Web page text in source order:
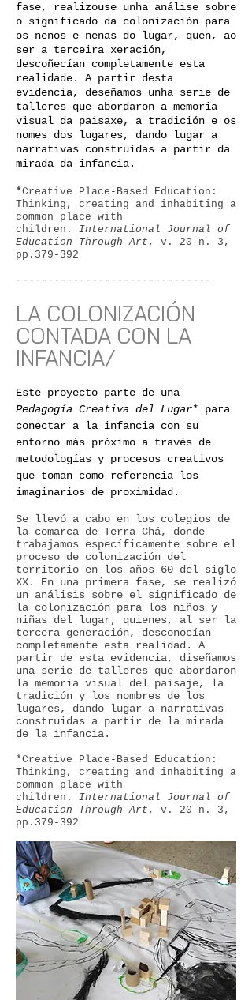
fase, realizouse unha análise sobre
o significado da colonización para
os nenos e nenas do lugar, quen, ao
ser a terceira xeración,
descoñecían completamente esta
realidade. A partir desta
evidencia, deseñamos unha serie de
talleres que abordaron a memoria
visual da paisaxe, a tradición e os
nomes dos lugares, dando lugar a
narrativas construídas a partir da
mirada da infancia.
*Creative Place-Based Education:
Thinking, creating and inhabiting a
common place with
children. International Journal of
Education Through Art , v. 20 n. 3,
pp.379-392
-------------------------------
LA COLONIZACIÓN
CONTADA CON LA
INFANCIA/
Este proyecto parte de una
Pedagogía Creativa del Lugar* para
conectar a la infancia con su
entorno más próximo a través de
metodologías y procesos creativos
que toman como referencia los
imaginarios de proximidad.
Se llevó a cabo en los colegios de
la comarca de Terra Chá, donde
trabajamos específicamente sobre el
proceso de colonización del
territorio en los años 60 del siglo
XX. En una primera fase, se realizó
un análisis sobre el significado de
la colonización para los niños y
niñas del lugar, quienes, al ser la
tercera generación, desconocían
completamente esta realidad. A
partir de esta evidencia, diseñamos
una serie de talleres que abordaron
la memoria visual del paisaje, la
tradición y los nombres de los
lugares, dando lugar a narrativas
construidas a partir de la mirada
de la infancia.
*Creative Place-Based Education:
Thinking, creating and inhabiting a
common place with
children. International Journal of
Education Through Art , v. 20 n. 3,
pp.379-392